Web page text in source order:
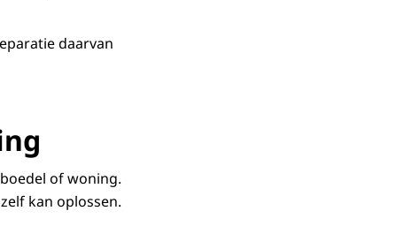
daarvan
of woning.
kan oplossen.